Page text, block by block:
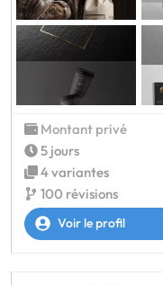
Montant privé
5 jours
4 variantes
100 révisions
Voir le profil